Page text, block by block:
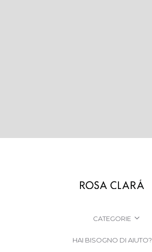
CATEGORIE
HAI BISOGNO DI AIUTO?